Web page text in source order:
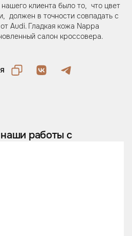
клиента было то, что цвет
должен в точности совпадать с
Audi. Гладкая кожа Nappa
салон кроссовера.
работы с